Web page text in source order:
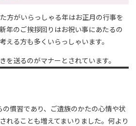
方がいらっしゃる年はお正月の行事を
年のご挨拶回りはお祝い事にあたるの
える方も多くいらっしゃいます。
を送るのがマナーとされています。
慣習であり、ご遺族のかたの心情や状
れることも増えてまいりました。何より